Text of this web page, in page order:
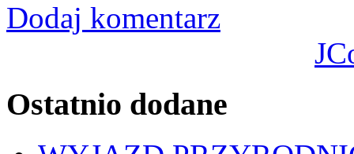
Dodaj komentarz
Ostatnio dodane